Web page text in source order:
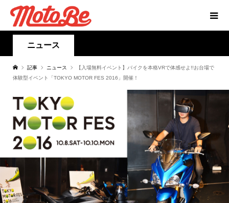
ニュース
記事 ニュース
【入場無料イベント】バイクを本格VRで体感せよ!!お台場で
体験型イベント「TOKYO MOTOR FES 2016」開催！